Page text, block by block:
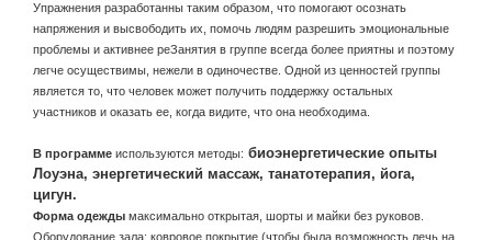
Упражнения разработанны таким образом, что помогают осознать
напряжения и высвободить их, помочь людям разрешить эмоциональные
проблемы и активнее реЗанятия в группе всегда более приятны и поэтому
легче осуществимы, нежели в одиночестве. Одной из ценностей группы
является то, что человек может получить поддержку остальных
участников и оказать ее, когда видите, что она необходима.
В программе используются методы: биоэнергетические опыты
Лоуэна, энергетический массаж, танатотерапия, йога,
цигун.
Форма одежды максимально открытая, шорты и майки без руковов.
Оборудование зала: ковровое покрытие (чтобы была возможность лечь на